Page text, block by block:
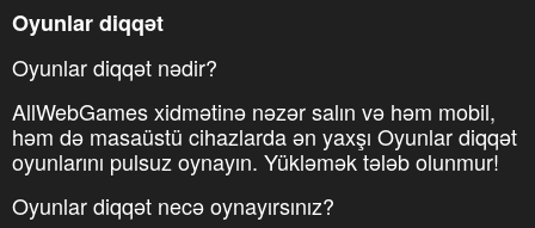
Oyunlar diqqət
Oyunlar diqqət nədir?
AllWebGames xidmətinə nəzər salın və həm mobil,
həm də masaüstü cihazlarda ən yaxşı Oyunlar diqqət
oyunlarını pulsuz oynayın. Yükləmək tələb olunmur!
Oyunlar diqqət necə oynayırsınız?